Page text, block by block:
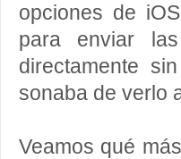
opciones de
para enviar
directamente
sonaba de verlo
Veamos qué